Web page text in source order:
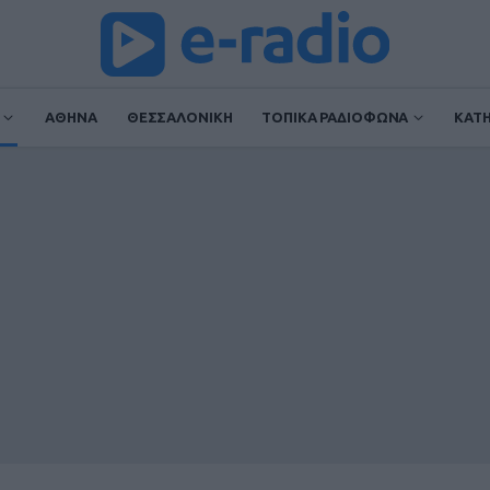
ΑΘΗΝΑ ΘΕΣΣΑΛΟΝΙΚΗ ΤΟΠΙΚΑ ΡΑΔΙΟΦΩΝΑ